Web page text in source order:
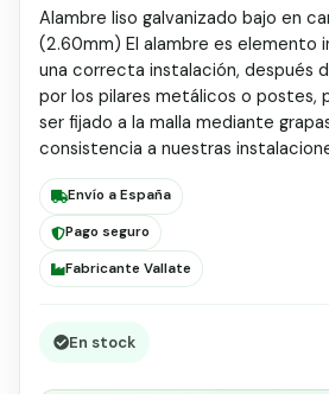
Alambre liso galvanizado bajo en
(2.60mm) El alambre es elemento
una correcta instalación, después
por los pilares metálicos o postes,
ser fijado a la malla mediante
consistencia a nuestras
Envío a España
Pago seguro
Fabricante Vallate
En stock